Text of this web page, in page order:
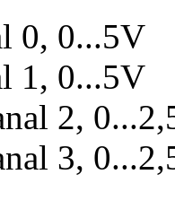
0, 0...5V
1, 0...5V
2,
3,